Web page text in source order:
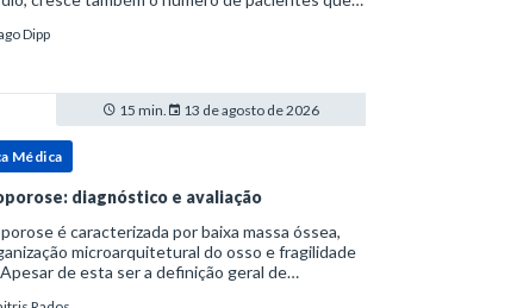
contexto, o fisioterapeuta assume
Dipp
15 min. 13 de agosto de 2026
Médica
diagnóstico e avaliação
é caracterizada por baixa massa óssea,
microarquitetural do osso e fragilidade
de esta ser a definição geral de